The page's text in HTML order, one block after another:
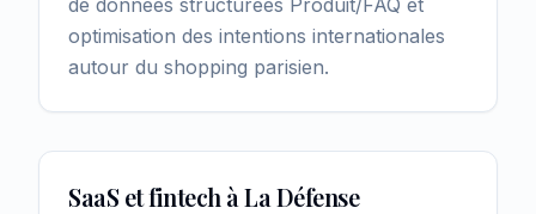
de données structurées Produit/FAQ et
optimisation des intentions internationales
autour du shopping parisien.
SaaS et fintech à La Défense